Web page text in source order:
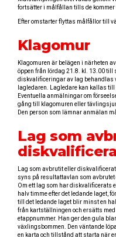
fortsätter i målfållan tills de kommer
Efter omstarter flyttas målfållor till
Klagomur
Klagomuren är belägen i närheten
öppen från lördag 21.8. kl. 13.00 till
diskvalificeringar av lag behandlas
lagledaren. Lagledare kan kallas
Eventuella anmälningar om
gång till klagomuren eller
Den person som lämnar anmälan
Lag som
Lag som avbrutit eller
syns på resultattavlan som
Om ett lag som har diskvalificerats
halv timme efter det ledande laget,
till det ledande laget blir minst en
från kartställningen och ersätts
etappnummer. Han ger den gula
växlingsbommen. Den väntande
en karta och tillstånd att starta när